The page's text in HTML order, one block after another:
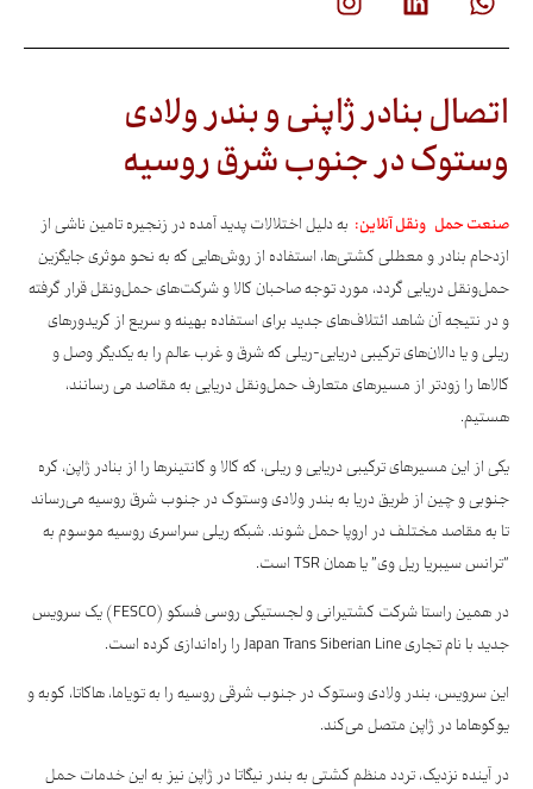
اتصال بنادر ژاپنی و بندر ولادی
وستوک در جنوب شرق روسیه
صنعت حمل ونقل آنلاین: به دلیل اختلالات پدید آمده در زنجیره تامین ناشی از
ازدحام بنادر و معطلی کشتی‌ها، استفاده از روش‌هایی که به نحو موثری جایگزین
حمل‌ونقل دریایی گردد، مورد توجه صاحبان کالا و شرکت‌های حمل‌ونقل قرار گرفته
و در نتیجه آن شاهد ائتلاف‌های جدید برای استفاده بهینه و سریع از کریدورهای
ریلی و یا دالان‌های ترکیبی دریایی-ریلی که شرق و غرب عالم را به یکدیگر وصل و
کالاها را زودتر از مسیرهای متعارف حمل‌ونقل دریایی به مقاصد می رسانند،
هستیم.
یکی از این مسیرهای ترکیبی دریایی و ریلی، که کالا و کانتینرها را از بنادر ژاپن، کره
جنوبی و چین از طریق دریا به بندر ولادی وستوک در جنوب شرق روسیه می‌رساند
تا به مقاصد مختلف در اروپا حمل شوند. شبکه ریلی سراسری روسیه موسوم به
“ترانس سیبریا ریل وی” یا همان TSR است.
در همین راستا شرکت کشتیرانی و لجستیکی روسی فسکو (FESCO) یک سرویس
جدید با نام تجاری Japan Trans Siberian Line را راه‌اندازی کرده است.
این سرویس، بندر ولادی وستوک در جنوب شرقی روسیه را به تویاما، هاکاتا، کوبه و
یوکوهاما در ژاپن متصل می‌کند.
در آینده نزدیک، تردد منظم کشتی به بندر نیگاتا در ژاپن نیز به این خدمات حمل